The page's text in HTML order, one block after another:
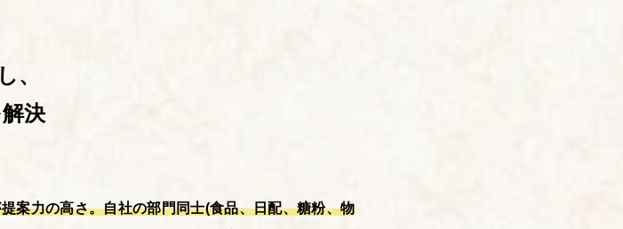
、
決
案力の高さ。自社の部門同士(食品、日配、糖粉、物